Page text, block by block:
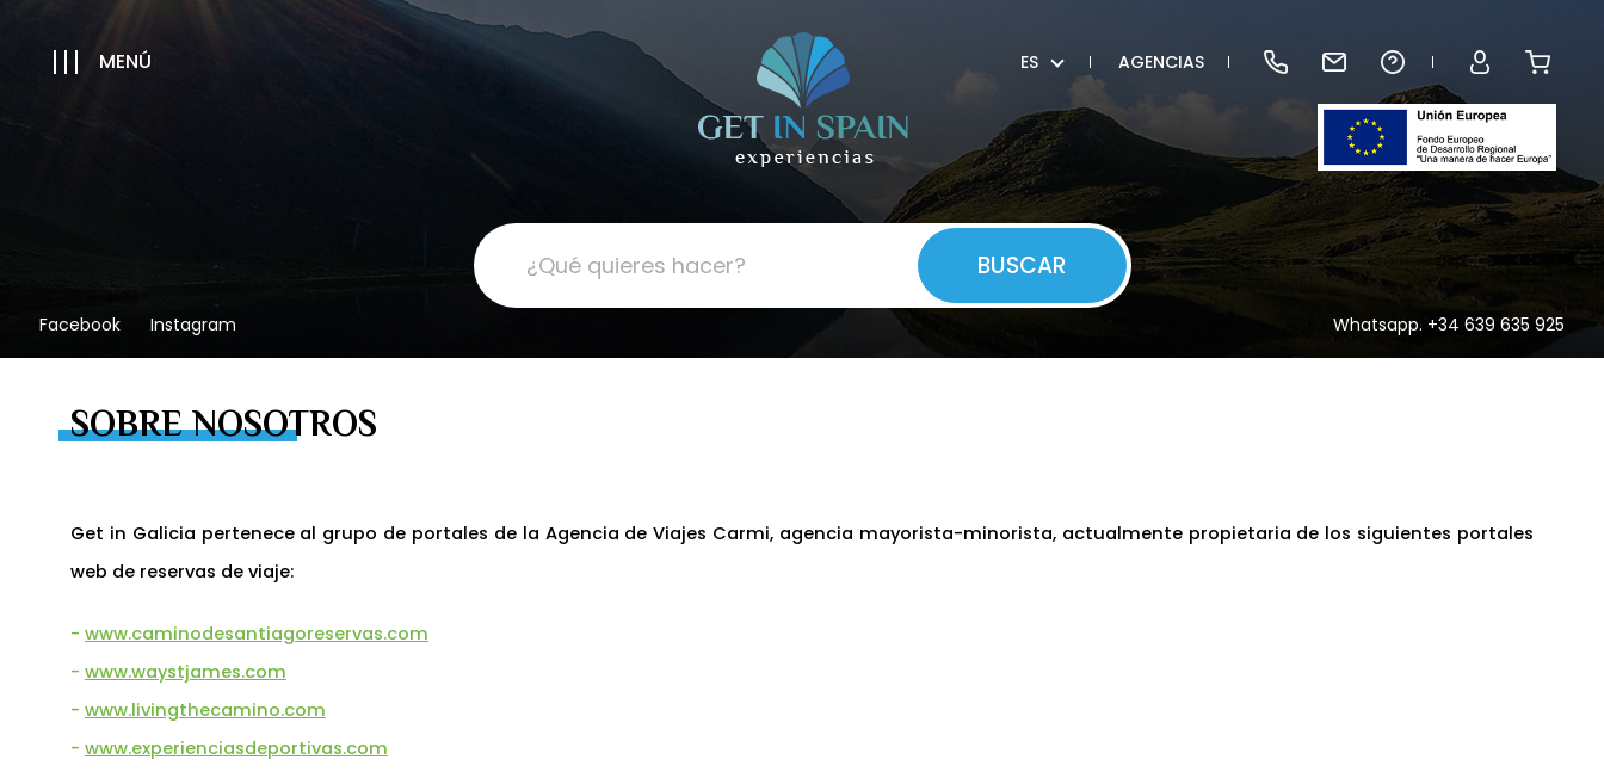
MENÚ ES AGENCIAS
Facebook Instagram Whatsapp. +34 639 635 925
SOBRE NOSOTROS
Get in Galicia pertenece al grupo de portales de la Agencia de Viajes Carmi, agencia mayorista-minorista, actualmente propietaria de los siguientes portales
web de reservas de viaje:
- www.caminodesantiagoreservas.com
- www.waystjames.com
- www.livingthecamino.com
- www.experienciasdeportivas.com